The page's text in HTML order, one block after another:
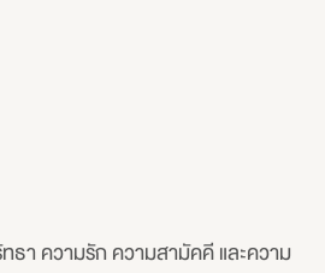
ธา ความรัก ความสามัคคี และความ